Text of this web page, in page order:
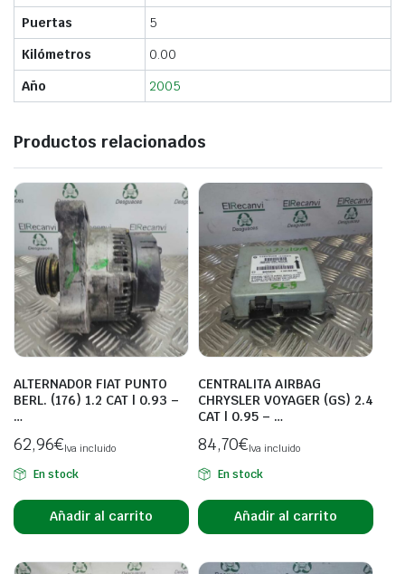
Puertas
5
Kilómetros
0.00
Año
2005
Productos relacionados
ALTERNADOR FIAT PUNTO
BERL. (176) 1.2 CAT | 0.93 –
…
62,96€Iva incluido
En stock
Añadir al carrito
CENTRALITA AIRBAG
CHRYSLER VOYAGER (GS) 2.4
CAT | 0.95 – …
84,70€Iva incluido
En stock
Añadir al carrito